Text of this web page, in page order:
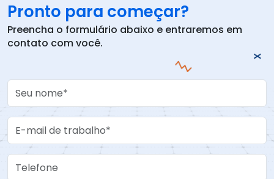
Pronto para começar?
Preencha o formulário abaixo e entraremos em
contato com você.
Your Name
Work Email
Telefone